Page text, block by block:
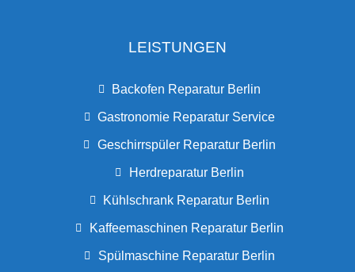
LEISTUNGEN
Backofen Reparatur Berlin
Gastronomie Reparatur Service
Geschirrspüler Reparatur Berlin
Herdreparatur Berlin
Kühlschrank Reparatur Berlin
Kaffeemaschinen Reparatur Berlin
Spülmaschine Reparatur Berlin